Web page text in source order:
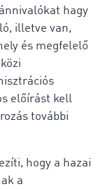
hagy
illetve van,
és megfelelő
előírást kell
további
hogy a hazai
a